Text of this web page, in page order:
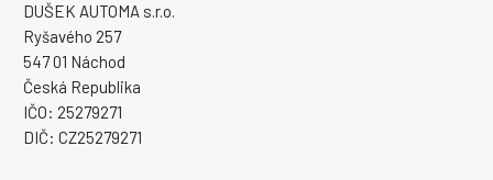
DUŠEK AUTOMA s.r.o.
Ryšavého 257
547 01 Náchod
Česká Republika
IČO: 25279271
DIČ: CZ25279271